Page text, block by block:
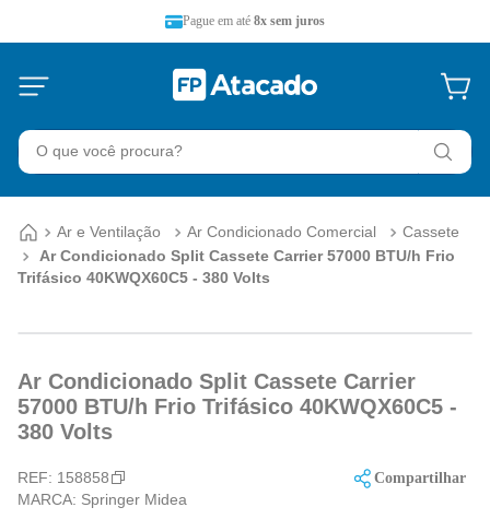
Pague em até 8x sem juros
O que você procura?
Ar e Ventilação Ar Condicionado Comercial
Cassete
Ar Condicionado Split Cassete Carrier 57000 BTU/h Frio
Trifásico 40KWQX60C5 - 380 Volts
Ar Condicionado Split Cassete Carrier
57000 BTU/h Frio Trifásico 40KWQX60C5 -
380 Volts
REF: 158858
MARCA: Springer Midea
Compartilhar